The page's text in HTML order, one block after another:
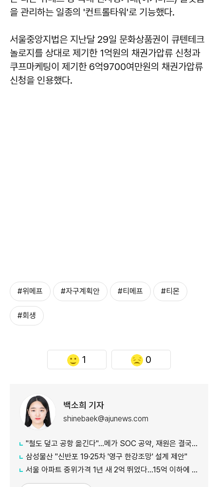
을 관리하는 일종의 '컨트롤타워'로 기능했다.
서울중앙지법은 지난달 29일 문화상품권이 큐텐테크
놀로지를 상대로 제기한 1억원의 채권가압류 신청과
쿠프마케팅이 제기한 6억9700여만원의 채권가압류
신청을 인용했다.
#위메프 #자구계획안 #티메프 #티몬
#회생
1 0
백소희 기자
shinebaek@ajunews.com
"철도 덮고 공항 옮긴다"…메가 SOC 공약, 재원은 결국 '땅'
삼성물산 "신반포 19·25차 '영구 한강조망' 설계 제안"
서울 아파트 중위가격 1년 새 2억 뛰었다…15억 이하에 실수요 몰려